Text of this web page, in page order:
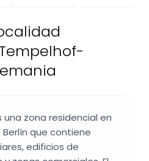
una zona residencial en
que contiene
edificios de